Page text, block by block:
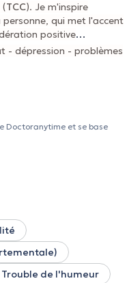
(TCC). Je m'inspire
qui met l'accent
positive
- dépression - problèmes
Doctoranytime et se base
Trouble de l'humeur